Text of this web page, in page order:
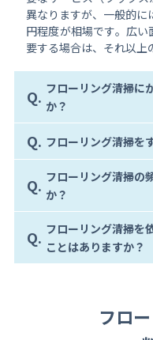
異なりますが、一般的
円程度が相場です。広
要する場合は、それ以上
Q. フローリング清掃に
か？
Q. フローリング清掃を
Q. フローリング清掃の
か？
Q. フローリング清掃を
ことはありますか？
フロ